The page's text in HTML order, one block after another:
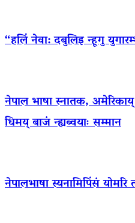
“हलिं नेवा: दबुलिइ न्हूगु
नेपाल भाषा स्नातक,
धिमय् बाजं न्ह्यब्वयाः सम्मान
नेपालभाषा स्यनामिपिंसं योमरि